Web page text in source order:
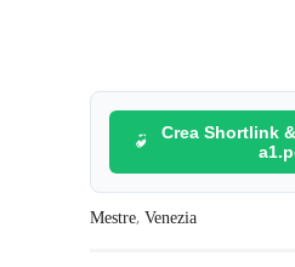
Crea Shortlink
Mestre, Venezia